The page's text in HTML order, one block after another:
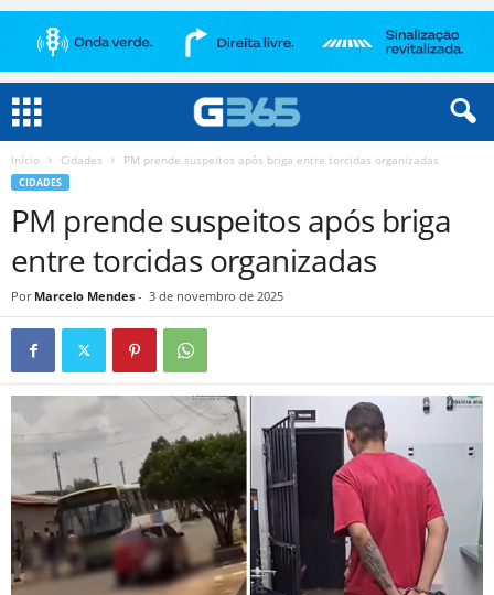
Início Cidades PM prende suspeitos após briga entre torcidas organizadas
CIDADES
PM prende suspeitos após briga
entre torcidas organizadas
Por Marcelo Mendes - 3 de novembro de 2025